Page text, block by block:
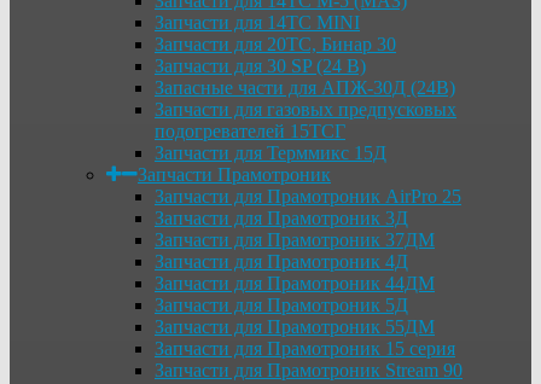
Запчасти для 14ТС MINI
Запчасти для 20ТС, Бинар 30
Запчасти для 30 SP (24 В)
Запасные части для АПЖ-30Д (24В)
Запчасти для газовых предпусковых
подогревателей 15ТСГ
Запчасти для Терммикс 15Д
Запчасти Прамотроник
Запчасти для Прамотроник AirPro 25
Запчасти для Прамотроник 3Д
Запчасти для Прамотроник 37ДМ
Запчасти для Прамотроник 4Д
Запчасти для Прамотроник 44ДМ
Запчасти для Прамотроник 5Д
Запчасти для Прамотроник 55ДМ
Запчасти для Прамотроник 15 серия
Запчасти для Прамотроник Stream 90